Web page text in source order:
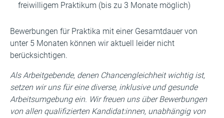
freiwilligem Praktikum (bis zu 3 Monate möglich)
Bewerbungen für Praktika mit einer Gesamtdauer von
unter 5 Monaten können wir aktuell leider nicht
berücksichtigen.
Als Arbeitgebende, denen Chancengleichheit wichtig ist,
setzen wir uns für eine diverse, inklusive und gesunde
Arbeitsumgebung ein. Wir freuen uns über Bewerbungen
von allen qualifizierten Kandidat:innen, unabhängig von